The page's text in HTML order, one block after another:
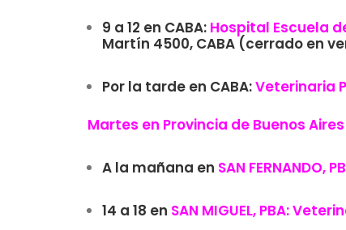
9 a 12 en CABA: Hospital Escuela
Martín 4500, CABA (cerrado en
Por la tarde en CABA:Veterinaria
Martes en Provincia de Buenos Aires
A la mañana en SAN FERNANDO,
14 a 18 en SAN MIGUEL, PBA: V